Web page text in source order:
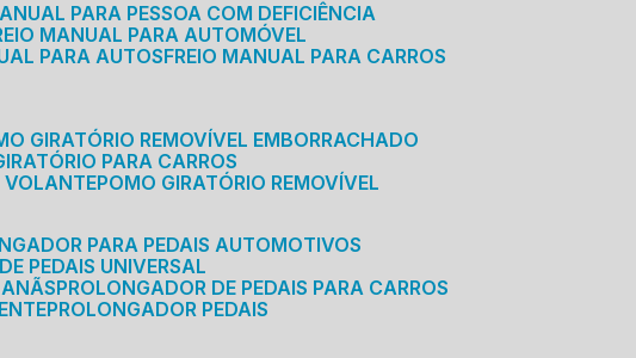
PARA PESSOA COM DEFICIÊNCIA
MANUAL PARA AUTOMÓVEL
PARA AUTOS FREIO MANUAL PARA CARROS
GIRATÓRIO REMOVÍVEL EMBORRACHADO
PARA CARROS
VOLANTE POMO GIRATÓRIO REMOVÍVEL
PARA PEDAIS AUTOMOTIVOS
PEDAIS UNIVERSAL
ANÃS PROLONGADOR DE PEDAIS PARA CARROS
PROLONGADOR PEDAIS